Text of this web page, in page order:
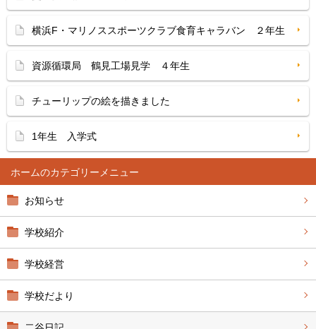
ホーム
お知らせ
学校紹介
学校経営
学校だより
横浜F・マリノススポーツクラブ食育キャラバン ２年生
資源循環局 鶴見工場見学 ４年生
チューリップの絵を描きました
1年生 入学式